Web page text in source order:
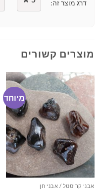
דרג מוצר זה:
מוצרים קשורים
מיוחד
אבני קריסטל / אבני חן